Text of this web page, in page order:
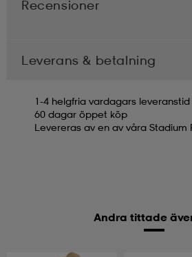
Recensioner
Leverans & betalning
1-4 helgfria vardagars leveranstid
60 dagar öppet köp
Levereras av en av våra Stadium
Andra tittade